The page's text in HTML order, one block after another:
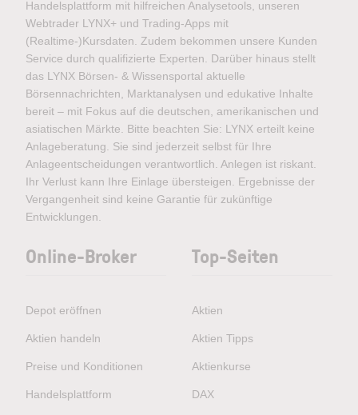
Handelsplattform mit hilfreichen Analysetools, unseren
Webtrader LYNX+ und Trading-Apps mit
(Realtime-)Kursdaten. Zudem bekommen unsere Kunden
Service durch qualifizierte Experten. Darüber hinaus stellt
das LYNX Börsen- & Wissensportal aktuelle
Börsennachrichten, Marktanalysen und edukative Inhalte
bereit – mit Fokus auf die deutschen, amerikanischen und
asiatischen Märkte. Bitte beachten Sie: LYNX erteilt keine
Anlageberatung. Sie sind jederzeit selbst für Ihre
Anlageentscheidungen verantwortlich. Anlegen ist riskant.
Ihr Verlust kann Ihre Einlage übersteigen. Ergebnisse der
Vergangenheit sind keine Garantie für zukünftige
Entwicklungen.
Online-Broker
Depot eröffnen
Aktien handeln
Preise und Konditionen
Handelsplattform
Top-Seiten
Aktien
Aktien Tipps
Aktienkurse
DAX